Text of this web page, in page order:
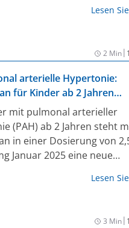
Symptome von
Wirkmechanismus des
bei Wunden und
verhindern, selbst wenn
vorhanden sind.
stehen.
Lesen
2 Min|
arterielle Hypertonie:
für Kinder ab 2 Jahren
mit pulmonal arterieller
(PAH) ab 2 Jahren steht
in einer Dosierung von
Januar 2025 eine neue
Rezeptor-AntagonistLesen
3 Min|